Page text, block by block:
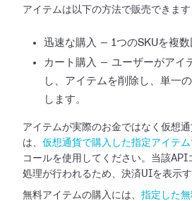
アイテムは以下の方法で販売できます
迅速な購入 — 1つのSKUを複数
カート購入 — ユーザーがアイ
し、アイテムを削除し、単一
します。
アイテムが実際のお金ではなく仮想
は、 仮想通貨で購入した指定アイテ
コールを使用してください。当該API
処理が行われるため、決済UIを表示
無料アイテムの購入には、 指定した